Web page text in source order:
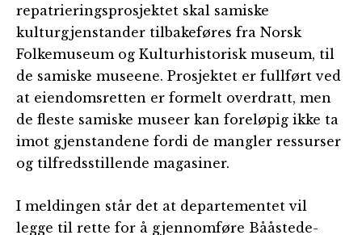
repatrieringsprosjektet skal samiske
kulturgjenstander tilbakeføres fra Norsk
Folkemuseum og Kulturhistorisk museum, til
de samiske museene. Prosjektet er fullført ved
at eiendomsretten er formelt overdratt, men
de fleste samiske museer kan foreløpig ikke ta
imot gjenstandene fordi de mangler ressurser
og tilfredsstillende magasiner.
I meldingen står det at departementet vil
legge til rette for å gjennomføre Bååstede-